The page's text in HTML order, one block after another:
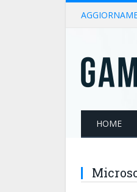
HOME